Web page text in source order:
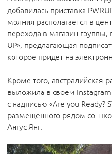
добавилась приставка
молния располагается в
перехода в магазин группы,
UP», предлагающая
которое придет на
Кроме того, австралийская
выложила в своем
с надписью «Are you Ready?
размещенного рядом со
Ангус Янг.